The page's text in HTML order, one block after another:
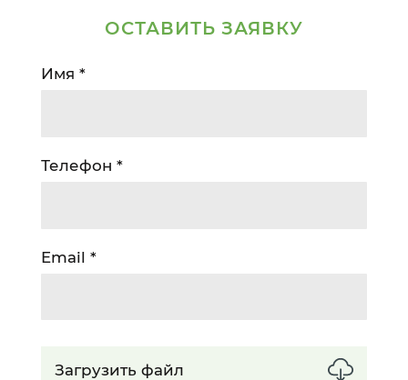
ОСТАВИТЬ ЗАЯВКУ
Имя
Телефон
Email
Загрузить файл